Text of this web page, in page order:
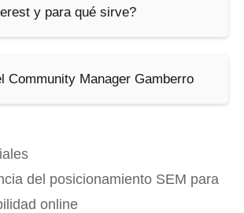
y para qué sirve?
Community Manager Gamberro
del posicionamiento SEM para
online